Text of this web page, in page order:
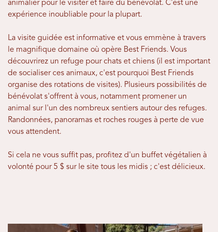
animalier pour le visiter et faire du bénévolat. C'est une
expérience inoubliable pour la plupart.
La visite guidée est informative et vous emmène à travers
le magnifique domaine où opère Best Friends. Vous
découvrirez un refuge pour chats et chiens (il est important
de socialiser ces animaux, c'est pourquoi Best Friends
organise des rotations de visites). Plusieurs possibilités de
bénévolat s'offrent à vous, notamment promener un
animal sur l'un des nombreux sentiers autour des refuges.
Randonnées, panoramas et roches rouges à perte de vue
vous attendent.
Si cela ne vous suffit pas, profitez d'un buffet végétalien à
volonté pour 5 $ sur le site tous les midis ; c'est délicieux.